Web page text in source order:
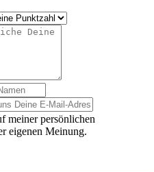
meiner persönlichen
eigenen Meinung.